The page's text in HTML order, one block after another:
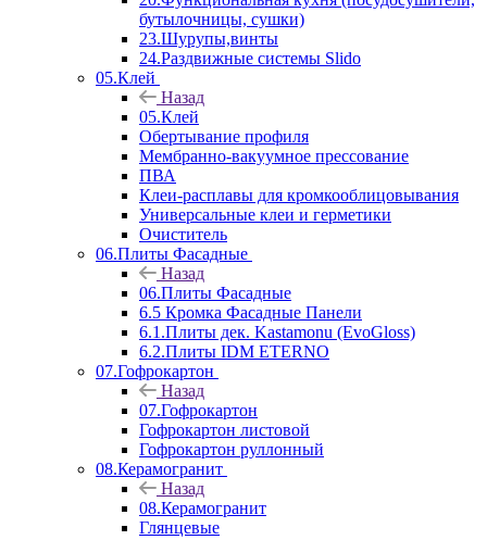
бутылочницы, сушки)
23.Шурупы,винты
24.Раздвижные системы Slido
05.Клей
Назад
05.Клей
Обертывание профиля
Мембранно-вакуумное прессование
ПВА
Клеи-расплавы для кромкооблицовывания
Универсальные клеи и герметики
Очиститель
06.Плиты Фасадные
Назад
06.Плиты Фасадные
6.5 Кромка Фасадные Панели
6.1.Плиты дек. Kastamonu (EvoGloss)
6.2.Плиты IDM ETERNO
07.Гофрокартон
Назад
07.Гофрокартон
Гофрокартон листовой
Гофрокартон руллонный
08.Керамогранит
Назад
08.Керамогранит
Глянцевые